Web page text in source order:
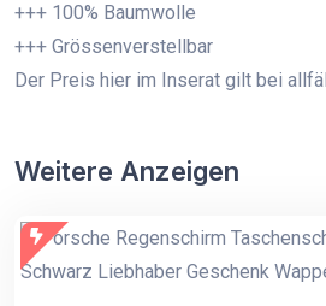
+++ 100% Baumwolle
+++ Grössenverstellbar
Der Preis hier im Inserat gilt bei
Weitere Anzeigen